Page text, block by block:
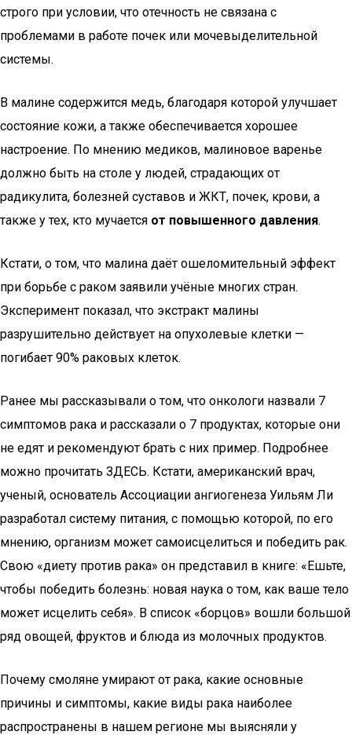
строго при условии, что отечность не связана с
проблемами в работе почек или мочевыделительной
системы.
В малине содержится медь, благодаря которой улучшает
состояние кожи, а также обеспечивается хорошее
настроение. По мнению медиков, малиновое варенье
должно быть на столе у людей, страдающих от
радикулита, болезней суставов и ЖКТ, почек, крови, а
также у тех, кто мучается от повышенного давления.
Кстати, о том, что малина даёт ошеломительный эффект
при борьбе с раком заявили учёные многих стран.
Эксперимент показал, что экстракт малины
разрушительно действует на опухолевые клетки —
погибает 90% раковых клеток.
Ранее мы рассказывали о том, что онкологи назвали 7
симптомов рака и рассказали о 7 продуктах, которые они
не едят и рекомендуют брать с них пример. Подробнее
можно прочитать ЗДЕСЬ. Кстати, американский врач,
ученый, основатель Ассоциации ангиогенеза Уильям Ли
разработал систему питания, с помощью которой, по его
мнению, организм может самоисцелиться и победить рак.
Свою «диету против рака» он представил в книге: «Ешьте,
чтобы победить болезнь: новая наука о том, как ваше тело
может исцелить себя». В список «борцов» вошли большой
ряд овощей, фруктов и блюда из молочных продуктов.
Почему смоляне умирают от рака, какие основные
причины и симптомы, какие виды рака наиболее
распространены в нашем регионе мы выясняли у